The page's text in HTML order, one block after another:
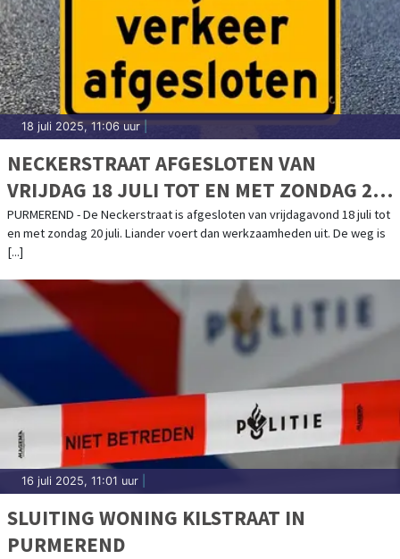
18 juli 2025, 11:06 uur
NECKERSTRAAT AFGESLOTEN VAN
VRIJDAG 18 JULI TOT EN MET ZONDAG 20
JULI
PURMEREND - De Neckerstraat is afgesloten van vrijdagavond 18 juli tot
en met zondag 20 juli. Liander voert dan werkzaamheden uit. De weg is
[...]
16 juli 2025, 11:01 uur
SLUITING WONING KILSTRAAT IN
PURMEREND